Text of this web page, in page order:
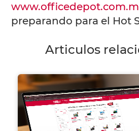
preparando para el Hot
Articulos